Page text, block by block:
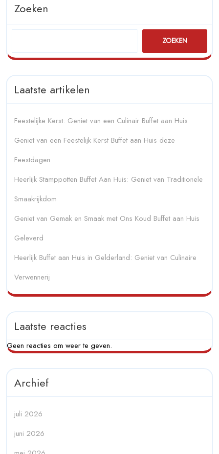
Zoeken
ZOEKEN
Laatste artikelen
Feestelijke Kerst: Geniet van een Culinair Buffet aan Huis
Geniet van een Feestelijk Kerst Buffet aan Huis deze
Feestdagen
Heerlijk Stamppotten Buffet Aan Huis: Geniet van Traditionele
Smaakrijkdom
Geniet van Gemak en Smaak met Ons Koud Buffet aan Huis
Geleverd
Heerlijk Buffet aan Huis in Gelderland: Geniet van Culinaire
Verwennerij
Laatste reacties
Geen reacties om weer te geven.
Archief
juli 2026
juni 2026